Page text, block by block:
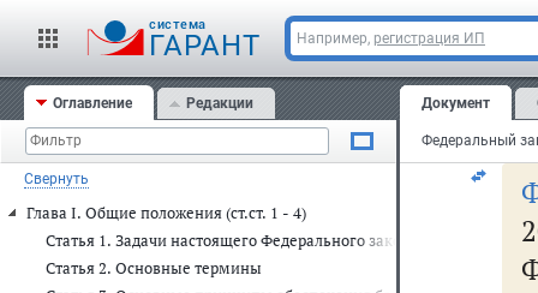
cистема
ГАРАНТ Например, регистрация ИП
Оглавление Редакции
Свернуть
Глава I. Общие положения (ст.ст. 1 - 4)
Статья 1. Задачи настоящего Федерального закона
Статья 2. Основные термины
Документ
N